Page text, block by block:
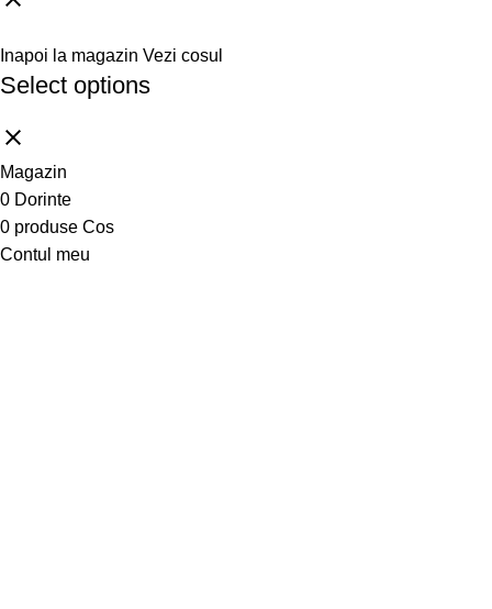
Inapoi la magazin Vezi cosul
Select options
Magazin
0 Dorinte
0 produse Cos
Contul meu